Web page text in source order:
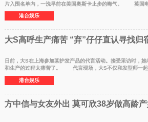
片入围名单内，一洗早前在美国奥
港台娱乐
大S高呼生产痛苦 “弃”仔仔直认寻找归
日前，大S在上海参加某护发产品的代言活动。接受采访时，
和生产的过程太痛苦了。 代言现场，大S不仅和发型师一起
港台娱乐
方中信与女友外出 莫可欣38岁做高龄产